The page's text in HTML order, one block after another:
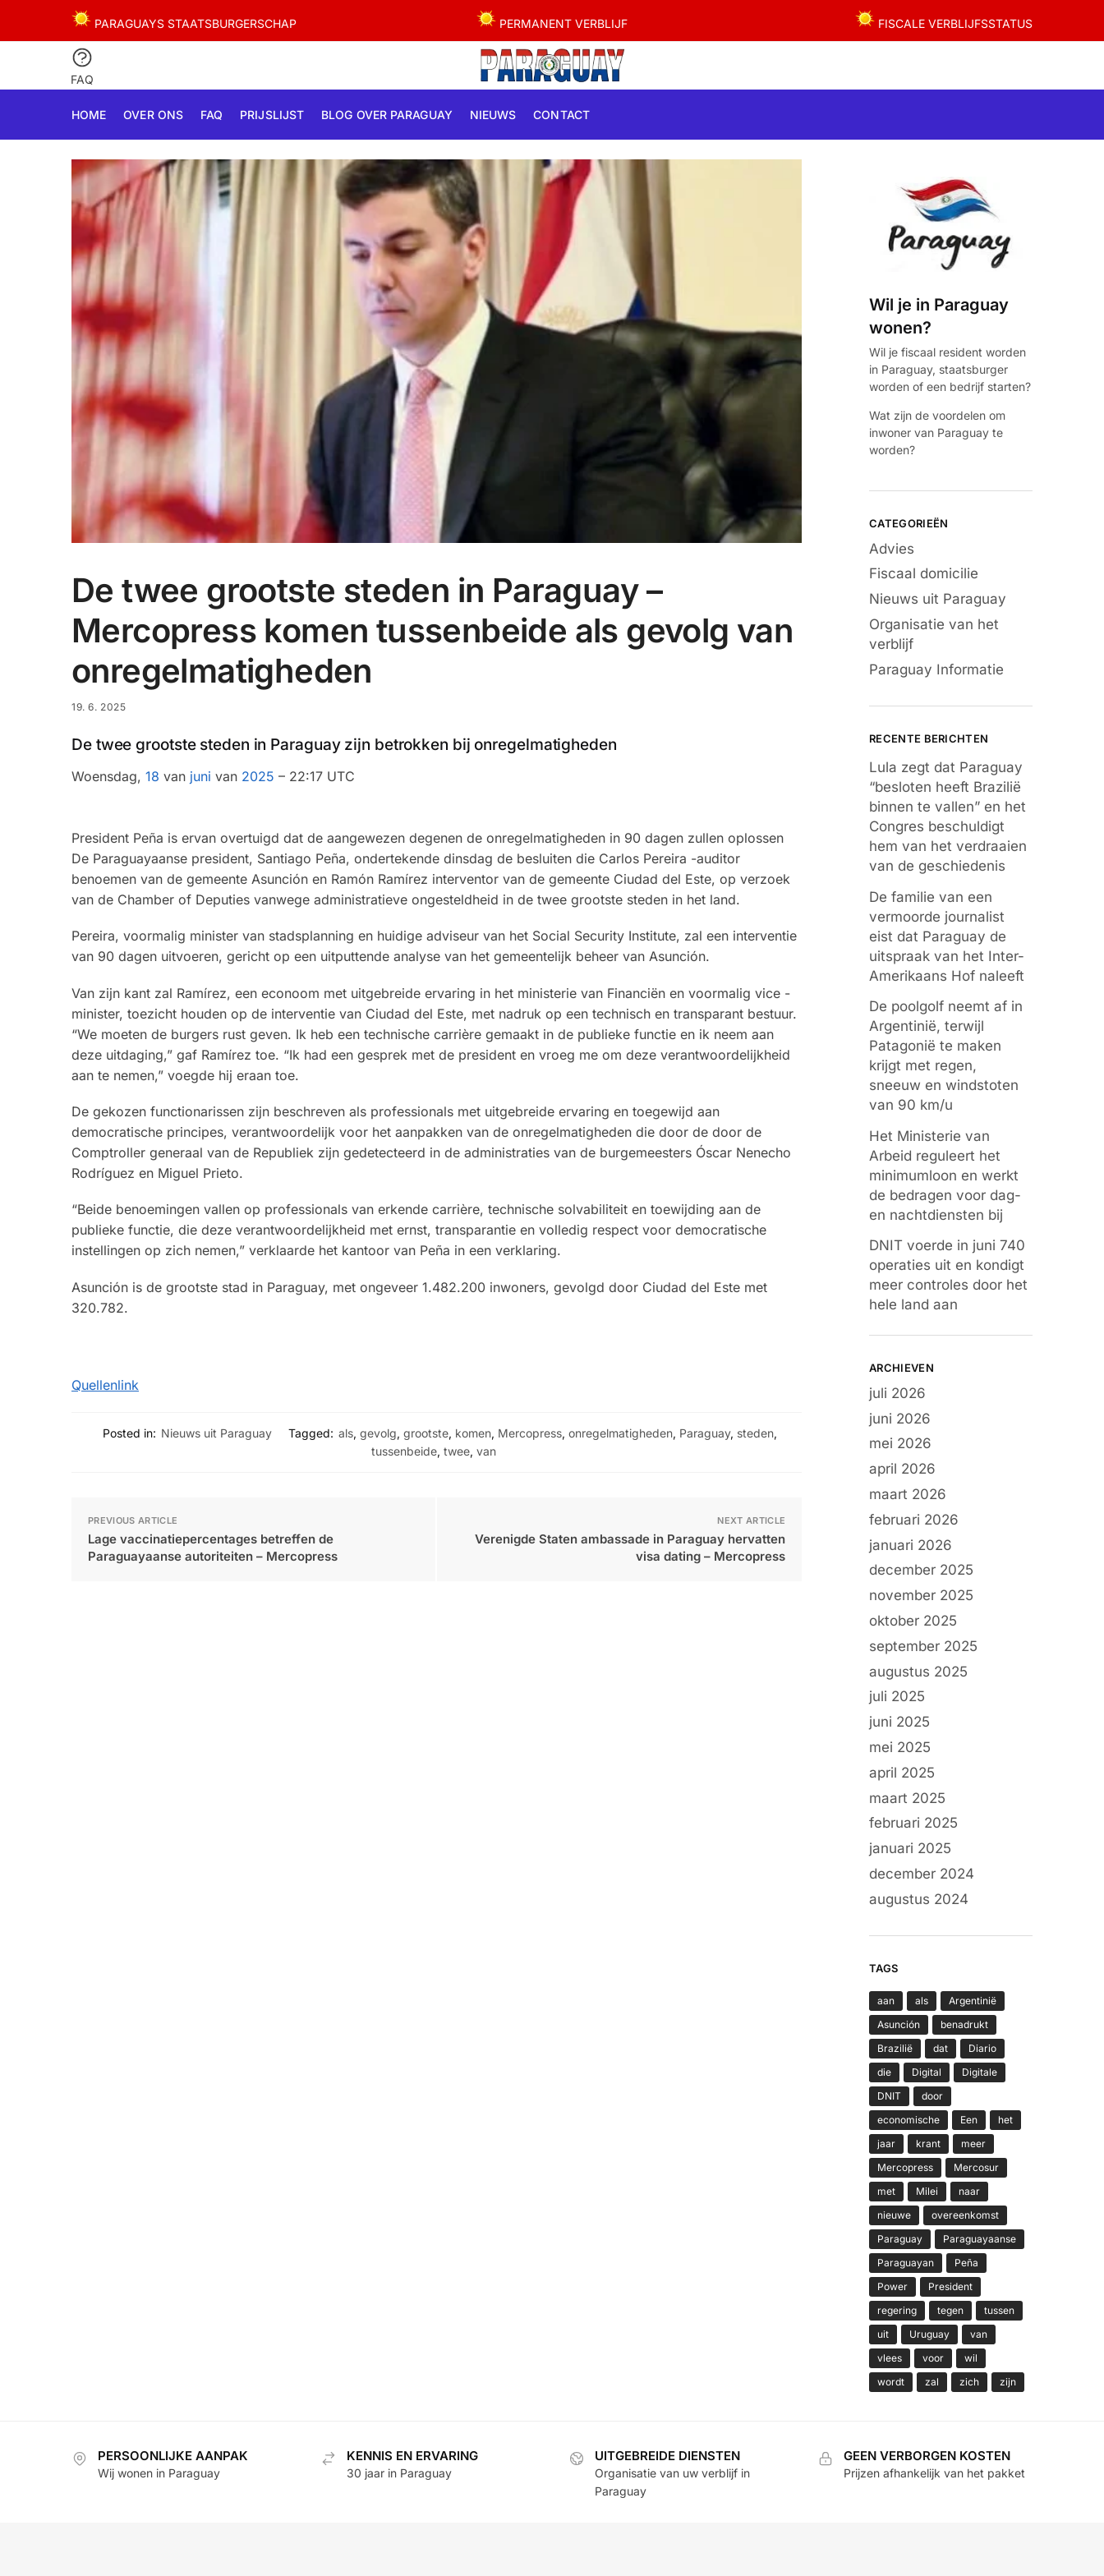
PARAGUAYS STAATSBURGERSCHAP PERMANENT VERBLIJF FISCALE VERBLIJFSSTATUS
FAQ
HOME OVER ONS FAQ PRIJSLIJST BLOG OVER PARAGUAY NIEUWS CONTACT
De twee grootste steden in Paraguay –
Mercopress komen tussenbeide als gevolg van
onregelmatigheden
19. 6. 2025
De twee grootste steden in Paraguay zijn betrokken bij onregelmatigheden
Woensdag, 18 van juni van 2025 – 22:17 UTC
President Peña is ervan overtuigd dat de aangewezen degenen de onregelmatigheden in 90 dagen zullen oplossen
De Paraguayaanse president, Santiago Peña, ondertekende dinsdag de besluiten die Carlos Pereira -auditor
benoemen van de gemeente Asunción en Ramón Ramírez interventor van de gemeente Ciudad del Este, op verzoek
van de Chamber of Deputies vanwege administratieve ongesteldheid in de twee grootste steden in het land.
Pereira, voormalig minister van stadsplanning en huidige adviseur van het Social Security Institute, zal een interventie
van 90 dagen uitvoeren, gericht op een uitputtende analyse van het gemeentelijk beheer van Asunción.
Van zijn kant zal Ramírez, een econoom met uitgebreide ervaring in het ministerie van Financiën en voormalig vice -
minister, toezicht houden op de interventie van Ciudad del Este, met nadruk op een technisch en transparant bestuur.
“We moeten de burgers rust geven. Ik heb een technische carrière gemaakt in de publieke functie en ik neem aan
deze uitdaging,” gaf Ramírez toe. “Ik had een gesprek met de president en vroeg me om deze verantwoordelijkheid
aan te nemen,” voegde hij eraan toe.
De gekozen functionarissen zijn beschreven als professionals met uitgebreide ervaring en toegewijd aan
democratische principes, verantwoordelijk voor het aanpakken van de onregelmatigheden die door de door de
Comptroller generaal van de Republiek zijn gedetecteerd in de administraties van de burgemeesters Óscar Nenecho
Rodríguez en Miguel Prieto.
“Beide benoemingen vallen op professionals van erkende carrière, technische solvabiliteit en toewijding aan de
publieke functie, die deze verantwoordelijkheid met ernst, transparantie en volledig respect voor democratische
instellingen op zich nemen,” verklaarde het kantoor van Peña in een verklaring.
Asunción is de grootste stad in Paraguay, met ongeveer 1.482.200 inwoners, gevolgd door Ciudad del Este met
320.782.
Quellenlink
Posted in: Nieuws uit Paraguay Tagged: als,gevolg,grootste, komen, Mercopress,onregelmatigheden, Paraguay, steden,
tussenbeide, twee, van
PREVIOUS ARTICLE
Lage vaccinatiepercentages betreffen de
Paraguayaanse autoriteiten – Mercopress
NEXT ARTICLE
Verenigde Staten ambassade in Paraguay hervatten
visa dating – Mercopress
Wil je in Paraguay
wonen?
Wil je fiscaal resident worden
in Paraguay, staatsburger
worden of een bedrijf starten?
Wat zijn de voordelen om
inwoner van Paraguay te
worden?
CATEGORIEËN
Advies
Fiscaal domicilie
Nieuws uit Paraguay
Organisatie van het
verblijf
Paraguay Informatie
RECENTE BERICHTEN
Lula zegt dat Paraguay
“besloten heeft Brazilië
binnen te vallen” en het
Congres beschuldigt
hem van het verdraaien
van de geschiedenis
De familie van een
vermoorde journalist
eist dat Paraguay de
uitspraak van het Inter-
Amerikaans Hof naleeft
De poolgolf neemt af in
Argentinië, terwijl
Patagonië te maken
krijgt met regen,
sneeuw en windstoten
van 90 km/u
Het Ministerie van
Arbeid reguleert het
minimumloon en werkt
de bedragen voor dag-
en nachtdiensten bij
DNIT voerde in juni 740
operaties uit en kondigt
meer controles door het
hele land aan
ARCHIEVEN
juli 2026
juni 2026
mei 2026
april 2026
maart 2026
februari 2026
januari 2026
december 2025
november 2025
oktober 2025
september 2025
augustus 2025
juli 2025
juni 2025
mei 2025
april 2025
maart 2025
februari 2025
januari 2025
december 2024
augustus 2024
TAGS
aan als
Argentinië
Asunción
benadrukt
Brazilië
dat
Diario
die
Digital
Digitale
DNIT
door
economische
Een
het
jaar
krant
meer
Mercopress
Mercosur
met
Milei
naar
nieuwe
overeenkomst
Paraguay
Paraguayaanse
Paraguayan
Peña
Power
President
regering
tegen
tussen
uit
Uruguay
van
vlees
voor
wil
wordt
zal zich zijn
PERSOONLIJKE AANPAK
Wij wonen in Paraguay
KENNIS EN ERVARING
30 jaar in Paraguay
UITGEBREIDE DIENSTEN
Organisatie van uw verblijf in
Paraguay
GEEN VERBORGEN KOSTEN
Prijzen afhankelijk van het pakket